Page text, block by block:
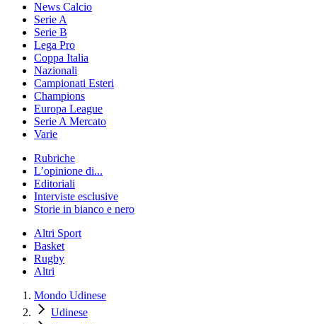
News Calcio
Serie A
Serie B
Lega Pro
Coppa Italia
Nazionali
Campionati Esteri
Champions
Europa League
Serie A Mercato
Varie
Rubriche
L’opinione di...
Editoriali
Interviste esclusive
Storie in bianco e nero
Altri Sport
Basket
Rugby
Altri
Mondo Udinese
Udinese